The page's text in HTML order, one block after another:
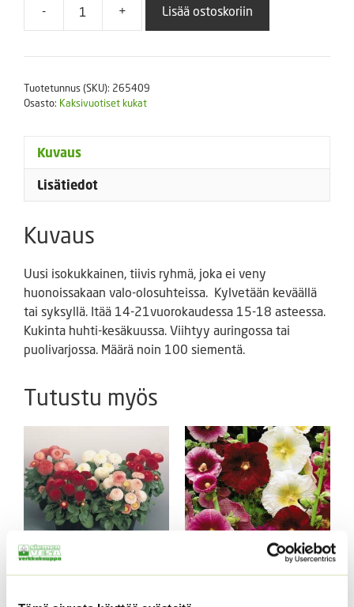
-
Tarhaorvokki
Plus
100
+ Lisää ostoskoriin
Tuotetunnus (SKU): 265409
Osasto: Kaksivuotiset kukat
Kuvaus
Lisätiedot
Kuvaus
Uusi isokukkainen, tiivis ryhmä, joka ei veny
huonoissakaan valo-olosuhteissa. Kylvetään keväällä
tai syksyllä. Itää 14-21vuorokaudessa 15-18 asteessa.
Kukinta huhti-kesäkuussa. Viihtyy auringossa tai
puolivarjossa. Määrä noin 100 siementä.
Tutustu myös
Kaunokainen Tasso Mix